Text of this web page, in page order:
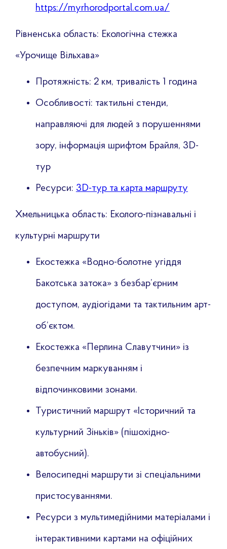
https://myrhorodportal.com.ua/
Рівненська область: Екологічна стежка
«Урочище Вільхава»
Протяжність: 2 км, тривалість 1 година
Особливості: тактильні стенди,
направляючі для людей з порушеннями
зору, інформація шрифтом Брайля, 3D-
тур
Ресурси: 3D-тур та карта маршруту
Хмельницька область: Еколого-пізнавальні і
культурні маршрути
Екостежка «Водно-болотне угіддя
Бакотська затока» з безбар’єрним
доступом, аудіогідами та тактильним арт-
об’єктом.
Екостежка «Перлина Славутчини» із
безпечним маркуванням і
відпочинковими зонами.
Туристичний маршрут «Історичний та
культурний Зіньків» (пішохідно-
автобусний).
Велосипедні маршрути зі спеціальними
пристосуваннями.
Ресурси з мультимедійними матеріалами і
інтерактивними картами на офіційних